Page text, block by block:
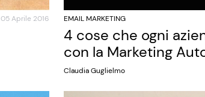
05 Aprile 2016 EMAIL MARKETING
4 cose che ogni
con la Marketing
Claudia Guglielmo